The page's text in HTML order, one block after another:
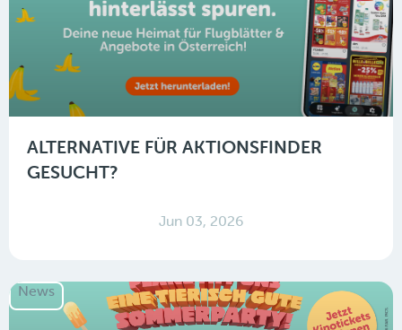
ALTERNATIVE FÜR AKTIONSFINDER
GESUCHT?
Jun 03, 2026
News